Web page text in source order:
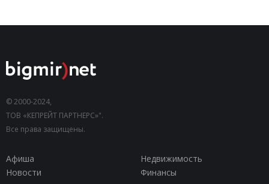
© 2000-2024,
ТОВ «КЕПРЕЙТ ПАРТНЕРС»".
Все права защищены.
Афиша
Недвижимость
Новости
Финансы